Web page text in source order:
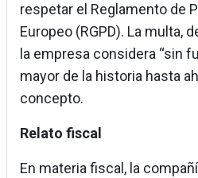
respetar el Reglamento de
Europeo (RGPD). La multa,
la empresa considera “sin
mayor de la historia hasta
concepto.
Relato fiscal
En materia fiscal, la